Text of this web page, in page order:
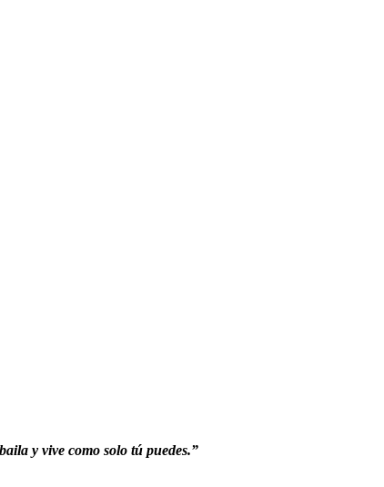
y vive como solo tú puedes.”